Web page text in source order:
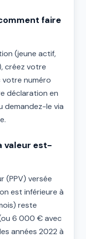
faire
(jeune actif,
créez votre
votre numéro
déclaration en
demandez-le via
valeur est-
(PPV) versée
est inférieure à
reste
6 000 € avec
années 2022 à